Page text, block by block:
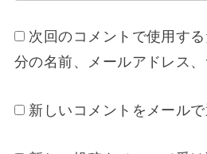
次回のコメントで使用す
分の名前、メールアドレス、
新しいコメントをメール